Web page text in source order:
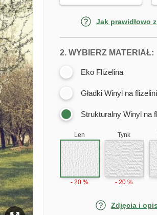
Jak prawidłowo
2. WYBIERZ MATERIAŁ:
Eko Flizelina
Gładki Winyl na
Strukturalny Winyl na
Len
- 20 %
Tynk
- 20 %
Zdjęcia i